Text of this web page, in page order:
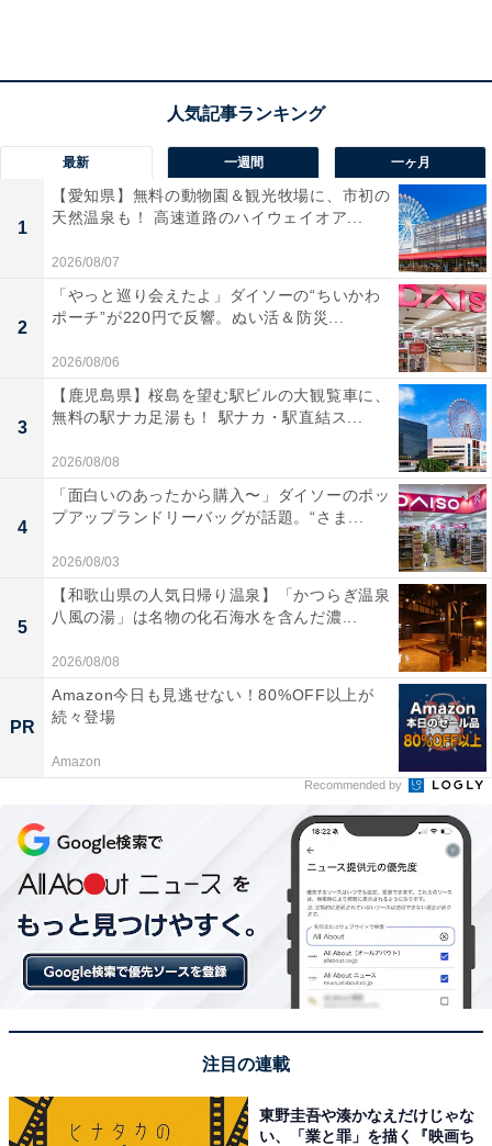
第2位：ギャップを感じた（59人）
「普段明るい人が、急に真面目なところを見せるとグッ
とくる（30代女性）」「普段しっかりしている人が、油
断してだらけている姿を見たとき（30代女性）」など、
ギャップに関するエピソードが多数寄せられました。い
つもカジュアルな人のスーツ姿や、メガネをかけていな
い人がメガネをかけたときなど、外見のギャップもとき
めくきっかけになりますよね。ギャップがなかなかない
という人は、髪型やファッションを変えてイメチェンす
るのもいいですね。
第1位：優しさを感じた（127人）
2位と大きく差をつけて1位となったのは「優しさを感じ
女性）」「困っている時にさりげなく助けてくれたり、
優しく気遣ってくれたりしたとき（30代女性）」など、
自分に対して優しさをかけてくれたことで恋心が芽生え
最新 一週間 一ヶ月
1
【愛知県】無料の動物園＆観光牧場に、市初の
天然温泉も！ 高速道路のハイウェイオア...
2026/08/07
2
「やっと巡り会えたよ」ダイソーの“ちいかわ
ポーチ”が220円で反響。ぬい活＆防災...
2026/08/06
3
【鹿児島県】桜島を望む駅ビルの大観覧車に、
無料の駅ナカ足湯も！ 駅ナカ・駅直結ス...
2026/08/08
4
「面白いのあったから購入〜」ダイソーのポッ
プアップランドリーバッグが話題。“さま...
2026/08/03
5
【和歌山県の人気日帰り温泉】「かつらぎ温泉
八風の湯」は名物の化石海水を含んだ濃...
2026/08/08
PR
Amazon今日も見逃せない！80%OFF以上が
続々登場
Amazon
Recommended by
注目の連載
東野圭吾や湊かなえだけじゃな
い、「業と罪」を描く『映画ち